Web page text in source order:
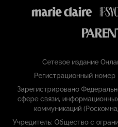
Сетевое издание
Регистрационный
Зарегистрировано
сфере связи,
коммуникаций
Учредитель: Общество с